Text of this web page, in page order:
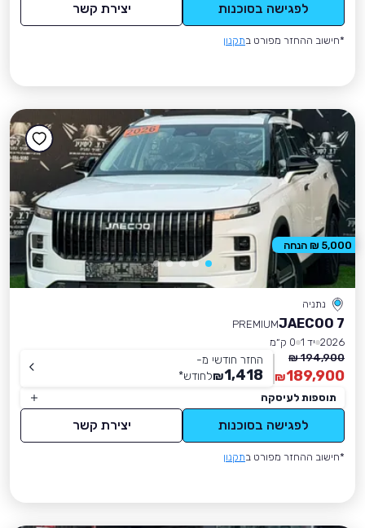
לפגישה בסוכנות יצירת קשר
*חישוב ההחזר מפורט בתקנון
נתניה
JAECOO 7
PREMIUM
2026 יד 1
0 ק״מ
194,900 ₪
189,900
₪
החזר חודשי מ-
1,418
₪לחודש*
תוספות לעיסקה
לפגישה בסוכנות יצירת קשר
*חישוב ההחזר מפורט בתקנון
5,000 ₪ הנחה